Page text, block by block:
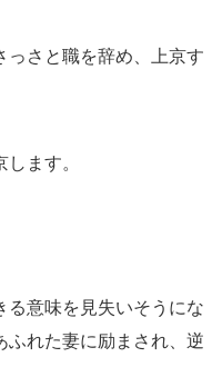
っさと職を辞め、上京す
ます。
る意味を見失いそうにな
ふれた妻に励まされ、逆